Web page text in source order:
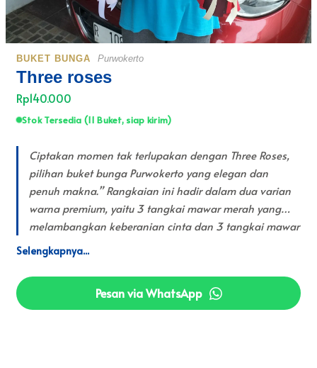
BUKET BUNGA
Three roses
Purwokerto
Rp140.000
Stok Tersedia (11 Buket, siap kirim)
Ciptakan momen tak terlupakan dengan Three Roses,
pilihan buket bunga Purwokerto yang elegan dan
penuh makna.” Rangkaian ini hadir dalam dua varian
warna premium, yaitu 3 tangkai mawar merah yang
melambangkan keberanian cinta dan 3 tangkai mawar
pink untuk kesan romantis yang lembut. Teksturnya
dipercantik dengan sentuhan floral dari bunga edelweis
kering dan caspea, serta dibalut dengan premium
layered wrapping berwarna merah-maroon atau pink
pastel yang bervolume. Buket mawar merah & Pink
Pesan via WhatsApp